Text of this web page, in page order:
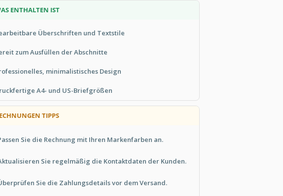
ENTHALTEN IST
Überschriften und Textstile
zum Ausfüllen der Abschnitte
minimalistisches Design
A4- und US-Briefgrößen
TIPPS
Sie die Rechnung mit Ihren Markenfarben an.
Sie regelmäßig die Kontaktdaten der Kunden.
Sie die Zahlungsdetails vor dem Versand.